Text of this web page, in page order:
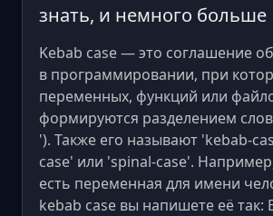
знать, и немного больше
Kebab case — это соглашение
в программировании, при
переменных, функций или
формируются разделением
'). Также его называют 'kebab-
case' или 'spinal-case'.
есть переменная для имени
kebab case вы напишете её так: